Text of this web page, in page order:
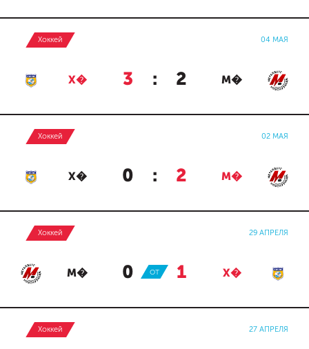
Хоккей 04 МАЯ
Х� 3 : 2 М�
Хоккей 02 МАЯ
Х� 0 : 2 М�
Хоккей 29 АПРЕЛЯ
М� 0 : 1 Х�
ОТ
Хоккей 27 АПРЕЛЯ